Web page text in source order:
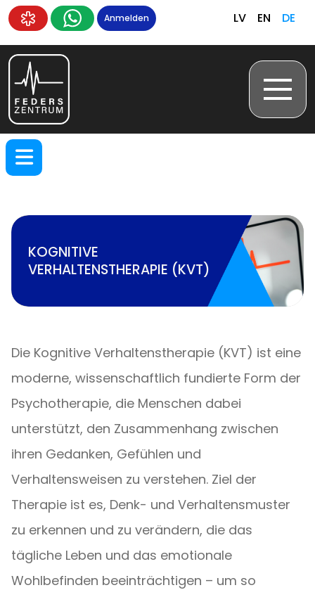
Anmelden LV EN DE
KOGNITIVE
VERHALTENSTHERAPIE (KVT)
Die Kognitive Verhaltenstherapie (KVT) ist eine
moderne, wissenschaftlich fundierte Form der
Psychotherapie, die Menschen dabei
unterstützt, den Zusammenhang zwischen
ihren Gedanken, Gefühlen und
Verhaltensweisen zu verstehen. Ziel der
Therapie ist es, Denk- und Verhaltensmuster
zu erkennen und zu verändern, die das
tägliche Leben und das emotionale
Wohlbefinden beeinträchtigen – um so